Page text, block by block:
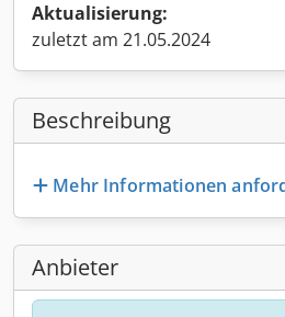
Aktualisierung:
zuletzt am 21.05.2024
Beschreibung
Mehr Informationen
Anbieter